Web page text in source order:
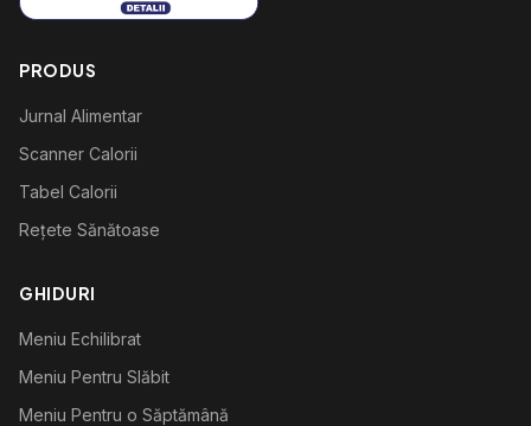
PRODUS
Jurnal Alimentar
Scanner Calorii
Tabel Calorii
Rețete Sănătoase
GHIDURI
Meniu Echilibrat
Meniu Pentru Slăbit
Meniu Pentru o Săptămână